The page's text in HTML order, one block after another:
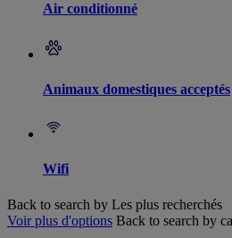
Air conditionné
Animaux domestiques acceptés
Wifi
Back to search by Les plus recherchés
Voir plus d'options Back to search by